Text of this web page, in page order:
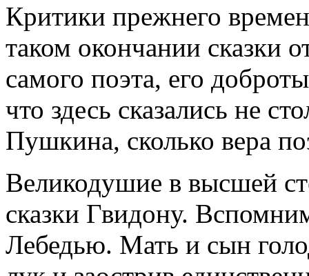
Критики прежнего
таком окончании сказки
самого поэта, его
что здесь сказались не
Пушкина, сколько вера
Великодушие в высшей
сказки Гвидону.
Лебедью. Мать и сын